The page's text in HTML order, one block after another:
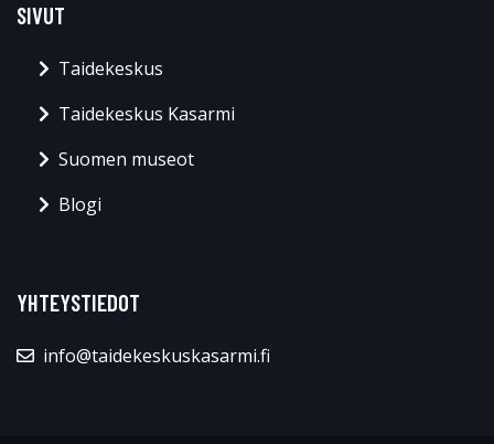
SIVUT
Taidekeskus
Taidekeskus Kasarmi
Suomen museot
Blogi
YHTEYSTIEDOT
info@taidekeskuskasarmi.fi